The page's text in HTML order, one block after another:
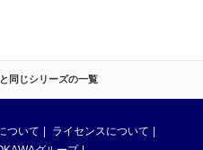
同じシリーズの一覧
ついて
ライセンスについて